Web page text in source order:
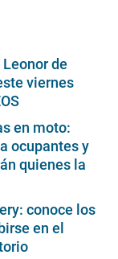
de
viernes
en moto:
ocupantes y
quienes la
conoce los
en el